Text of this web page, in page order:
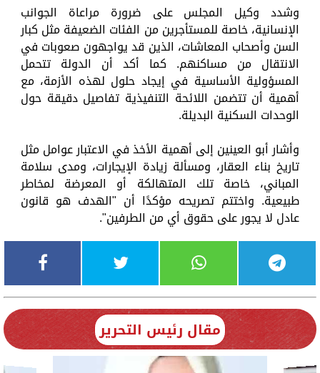
وشدد وكيل المجلس على ضرورة مراعاة الجوانب
الإنسانية، خاصة للمستأجرين من الفئات الضعيفة مثل كبار
السن وأصحاب المعاشات، الذين قد يواجهون صعوبات في
الانتقال من مساكنهم. كما أكد أن الدولة تتحمل
المسؤولية الأساسية في إيجاد حلول لهذه الأزمة، مع
أهمية أن تتضمن اللائحة التنفيذية تفاصيل دقيقة حول
الوحدات السكنية البديلة.
وأشار أبو العينين إلى أهمية الأخذ في الاعتبار عوامل مثل
تاريخ بناء العقار، ومسألة زيادة الإيجارات، ومدى سلامة
المباني، خاصة تلك المتهالكة أو المعرضة لمخاطر
طبيعية. واختتم تصريحه مؤكدًا أن "الهدف هو قانون
عادل لا يجور على حقوق أي من الطرفين".
مقال رئيس التحرير